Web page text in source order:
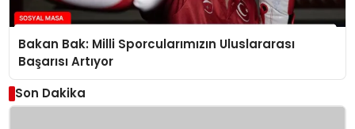
Bakan Bak: Milli Sporcularımızın Uluslararası
Başarısı Artıyor
Son Dakika